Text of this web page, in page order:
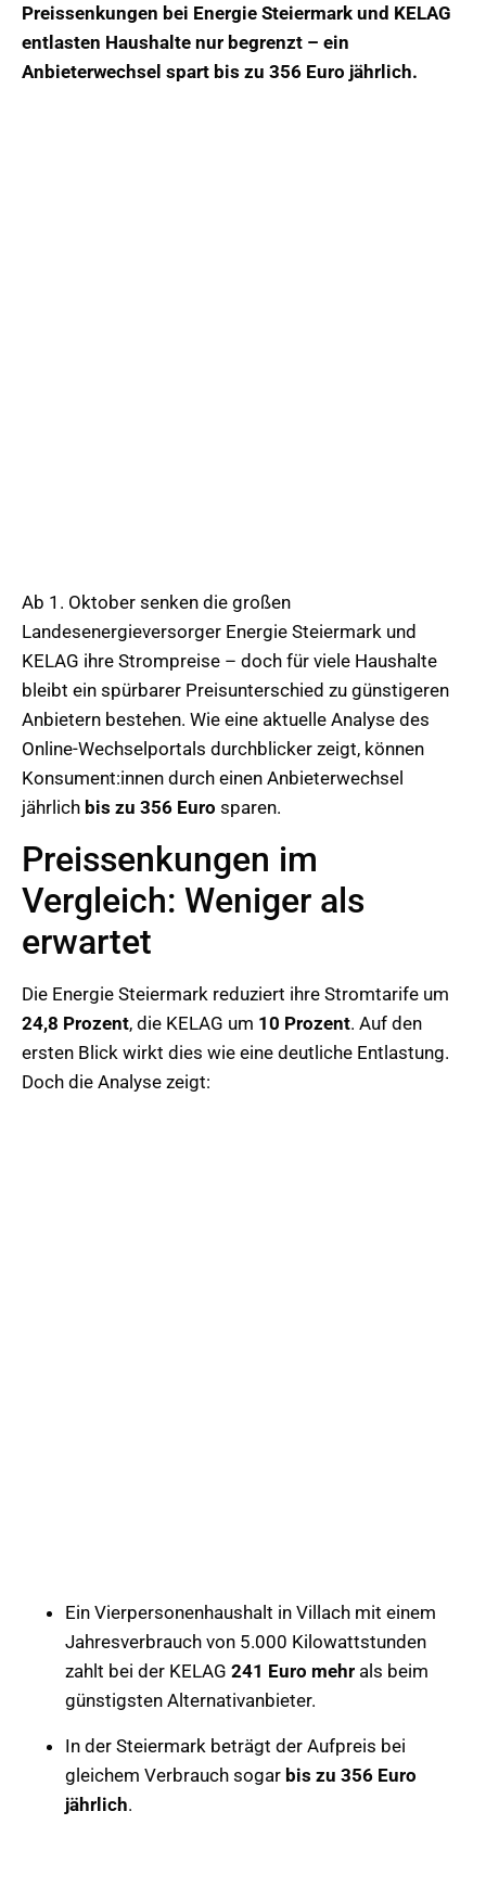
Preissenkungen bei Energie Steiermark und KELAG
entlasten Haushalte nur begrenzt – ein
Anbieterwechsel spart bis zu 356 Euro jährlich.
Ab 1. Oktober senken die großen
Landesenergieversorger Energie Steiermark und
KELAG ihre Strompreise – doch für viele Haushalte
bleibt ein spürbarer Preisunterschied zu günstigeren
Anbietern bestehen. Wie eine aktuelle Analyse des
Online-Wechselportals durchblicker zeigt, können
Konsument:innen durch einen Anbieterwechsel
jährlich bis zu 356 Euro sparen.
Preissenkungen im
Vergleich: Weniger als
erwartet
Die Energie Steiermark reduziert ihre Stromtarife um
24,8 Prozent, die KELAG um 10 Prozent. Auf den
ersten Blick wirkt dies wie eine deutliche Entlastung.
Doch die Analyse zeigt:
Ein Vierpersonenhaushalt in Villach mit einem
Jahresverbrauch von 5.000 Kilowattstunden
zahlt bei der KELAG 241 Euro mehr als beim
günstigsten Alternativanbieter.
In der Steiermark beträgt der Aufpreis bei
gleichem Verbrauch sogar bis zu 356 Euro
jährlich.